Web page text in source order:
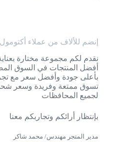
إنضم للألاف من عملاء
نقدم لكم مجموعة مختارة
أفضل المنتجات في السوق
بأعلى جودة وأفضل سعر مع
تسوق ممتعة وفريدة وسعر
لجميع المحافظات
بإنتظار أرائكم وتجاربكم معنا
مدير المتجر مهندس/ محمد شاكر